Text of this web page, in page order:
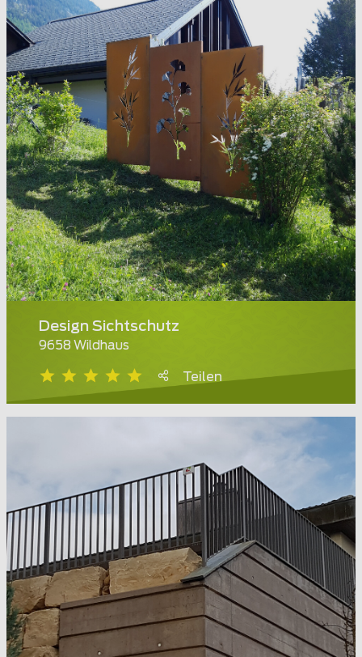
Design Sichtschutz
9658 Wildhaus
Teilen